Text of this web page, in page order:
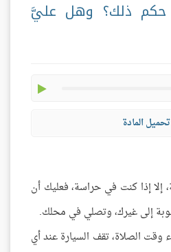
حكم ذلك؟ وهل عليَّ
تحميل المادة
إذا كنت في حراسة، فعليك أن
إلى غيرك، وتصلي في محلك.
وقت الصلاة، تقف السيارة عند أي